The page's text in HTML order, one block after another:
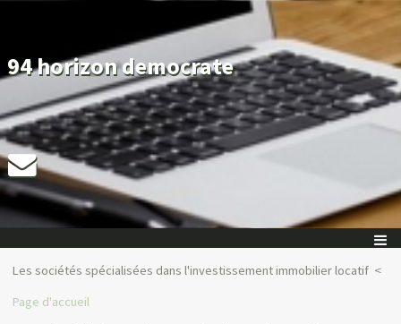
94 horizon democrate
Les sociétés spécialisées dans l'investissement immobilier locatif
Page d'accueil